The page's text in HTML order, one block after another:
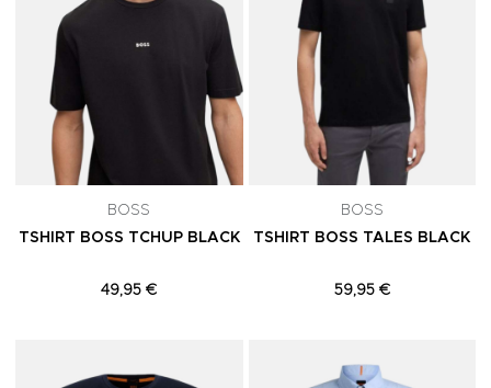
BOSS
TSHIRT BOSS TCHUP BLACK
49,95 €
BOSS
TSHIRT BOSS TALES BLACK
59,95 €